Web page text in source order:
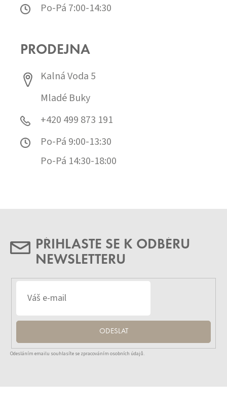
Po-Pá 7:00-14:30
PRODEJNA
Kalná Voda 5
Mladé Buky
+420 499 873 191
Po-Pá 9:00-13:30
Po-Pá 14:30-18:00
PŘIHLASTE SE K ODBĚRU
NEWSLETTERU
ODESLAT
Odesláním emailu souhlasíte se zpracováním osobních údajů.